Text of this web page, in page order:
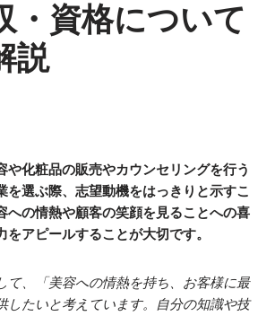
・資格について
説
や化粧品の販売やカウンセリングを行う
を選ぶ際、志望動機をはっきりと示すこ
への情熱や顧客の笑顔を見ることへの喜
をアピールすることが大切です。
て、「美容への情熱を持ち、お客様に最
したいと考えています。自分の知識や技